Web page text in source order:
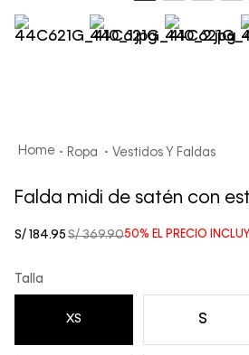
Ropa Vestidos Y Faldas
Falda midi de satén con
50% EL PRECIO
S/ 369.90
S/ 184.95
Talla
S
XS